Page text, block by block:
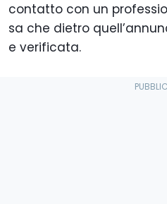
contatto con un
sa che dietro
e verificata.